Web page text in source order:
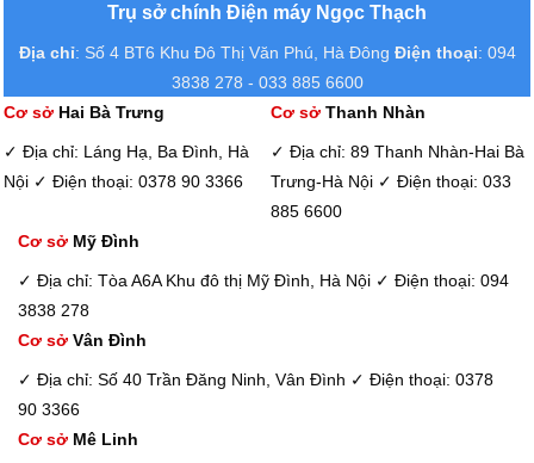
Trụ sở chính Điện máy Ngọc Thạch
Địa chỉ: Số 4 BT6 Khu Đô Thị Văn Phú, Hà Đông Điện thoại: 094
3838 278 - 033 885 6600
Cơ sởHai Bà Trưng
✓ Địa chỉ: Láng Hạ, Ba Đình, Hà
Nội ✓ Điện thoại: 0378 90 3366
Cơ sởThanh Nhàn
✓ Địa chỉ: 89 Thanh Nhàn-Hai Bà
Trưng-Hà Nội ✓ Điện thoại: 033
885 6600
Cơ sở Mỹ Đình
✓ Địa chỉ: Tòa A6A Khu đô thị Mỹ Đình, Hà Nội ✓ Điện thoại: 094
3838 278
Cơ sở Vân Đình
✓ Địa chỉ: Số 40 Trần Đăng Ninh, Vân Đình ✓ Điện thoại: 0378
90 3366
Cơ sở Mê Linh